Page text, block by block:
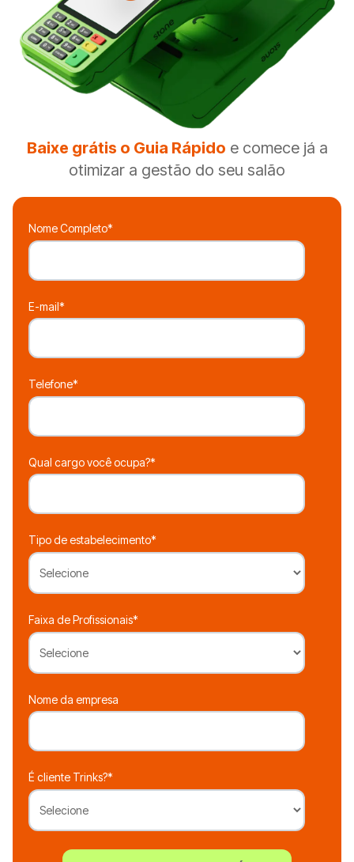
Baixe grátis o Guia Rápido e comece já a
otimizar a gestão do seu salão
Nome Completo*
E-mail*
Telefone*
Qual cargo você ocupa?*
Tipo de estabelecimento*
Faixa de Profissionais*
Nome da empresa
É cliente Trinks?*